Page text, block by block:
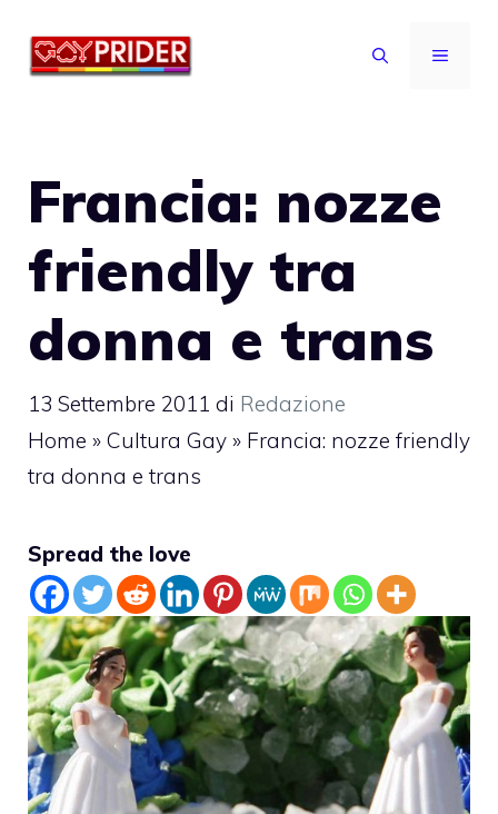
MENU
Francia: nozze
friendly tra
donna e trans
13 Settembre 2011 di Redazione
Home » Cultura Gay » Francia: nozze friendly
tra donna e trans
Spread the love